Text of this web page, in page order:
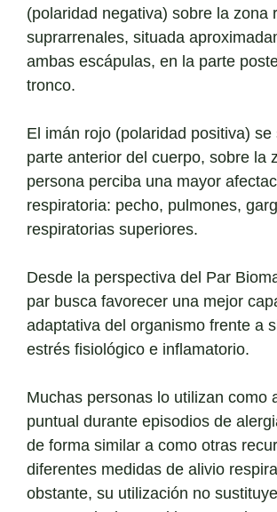
(polaridad negativa) sobre la zona
suprarrenales, situada
ambas escápulas, en la parte
tronco.
El imán rojo (polaridad positiva) se
parte anterior del cuerpo, sobre la
persona perciba una mayor
respiratoria: pecho, pulmones,
respiratorias superiores.
Desde la perspectiva del Par
par busca favorecer una mejor
adaptativa del organismo frente a
estrés fisiológico e inflamatorio.
Muchas personas lo utilizan como
puntual durante episodios de
de forma similar a como otras
diferentes medidas de alivio
obstante, su utilización no